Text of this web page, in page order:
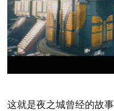
这就是夜之城曾经的故